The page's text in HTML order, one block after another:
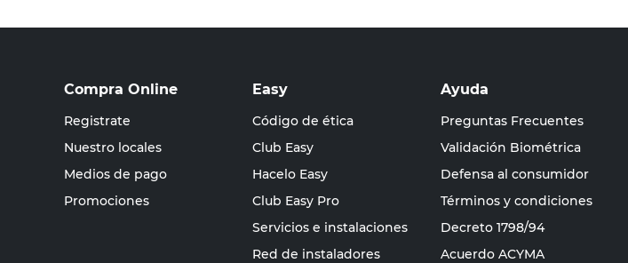
Compra Online
Registrate
Nuestro locales
Medios de pago
Promociones
Easy
Código de ética
Club Easy
Hacelo Easy
Club Easy Pro
Servicios e instalaciones
Red de instaladores
Ayuda
Preguntas Frecuentes
Validación Biométrica
Defensa al consumidor
Términos y condiciones
Decreto 1798/94
Acuerdo ACYMA